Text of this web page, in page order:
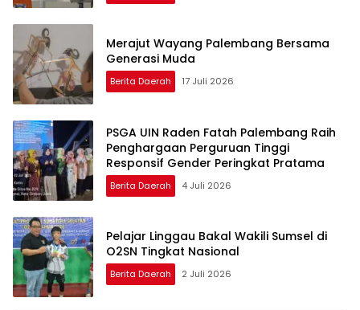
Merajut Wayang Palembang Bersama
Generasi Muda
Berita Daerah 17 Juli 2026
PSGA UIN Raden Fatah Palembang Raih
Penghargaan Perguruan Tinggi
Responsif Gender Peringkat Pratama
Berita Daerah 4 Juli 2026
Pelajar Linggau Bakal Wakili Sumsel di
O2SN Tingkat Nasional
Berita Daerah 2 Juli 2026